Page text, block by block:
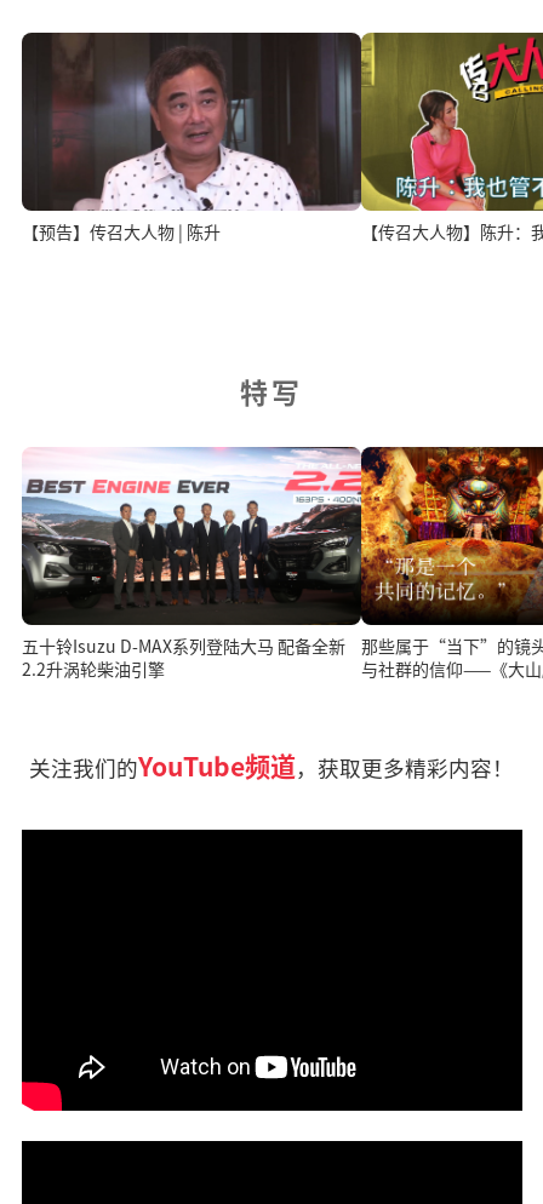
【预告】传召大人物 | 陈升 【传召大人物】陈升
特写
五十铃Isuzu D-MAX系列登陆大马 配备全新
2.2升涡轮柴油引擎
那些属于“当下”的镜
与社群的信仰——《大
关注我们的YouTube频道，获取更多精彩内容！